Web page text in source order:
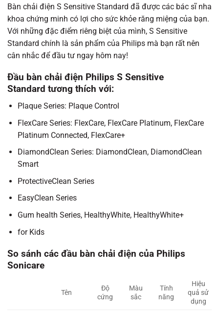
Bàn chải điện S Sensitive Standard đã được các bác sĩ nha
khoa chứng minh có lợi cho sức khỏe răng miệng của bạn.
Với những đặc điểm riêng biệt của mình, S Sensitive
Standard chính là sản phẩm của Philips mà bạn rất nên
cân nhắc để đầu tư ngay hôm nay!
Đầu bàn chải điện Philips S Sensitive
Standard tương thích với:
Plaque Series: Plaque Control
FlexCare Series: FlexCare, FlexCare Platinum, FlexCare
Platinum Connected, FlexCare+
DiamondClean Series: DiamondClean, DiamondClean
Smart
ProtectiveClean Series
EasyClean Series
Gum health Series, HealthyWhite, HealthyWhite+
for Kids
So sánh các đầu bàn chải điện của Philips
Sonicare
Tên
Độ
cứng
Màu
sắc
Tính
năng
Hiệu
quả sử
dụng